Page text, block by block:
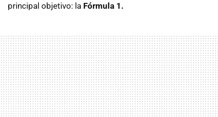
principal objetivo: la Fórmula 1.